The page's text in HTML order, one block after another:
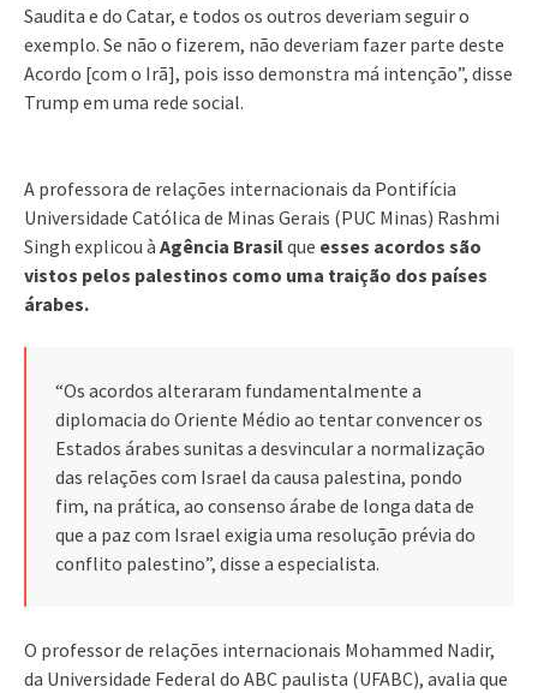
Saudita e do Catar, e todos os outros deveriam seguir o
exemplo. Se não o fizerem, não deveriam fazer parte deste
Acordo [com o Irã], pois isso demonstra má intenção”, disse
Trump em uma rede social.
A professora de relações internacionais da Pontifícia
Universidade Católica de Minas Gerais (PUC Minas) Rashmi
Singh explicou à Agência Brasilque esses acordos são
vistos pelos palestinos como uma traição dos países
árabes.
“Os acordos alteraram fundamentalmente a
diplomacia do Oriente Médio ao tentar convencer os
Estados árabes sunitas a desvincular a normalização
das relações com Israel da causa palestina, pondo
fim, na prática, ao consenso árabe de longa data de
que a paz com Israel exigia uma resolução prévia do
conflito palestino”, disse a especialista.
O professor de relações internacionais Mohammed Nadir,
da Universidade Federal do ABC paulista (UFABC), avalia que